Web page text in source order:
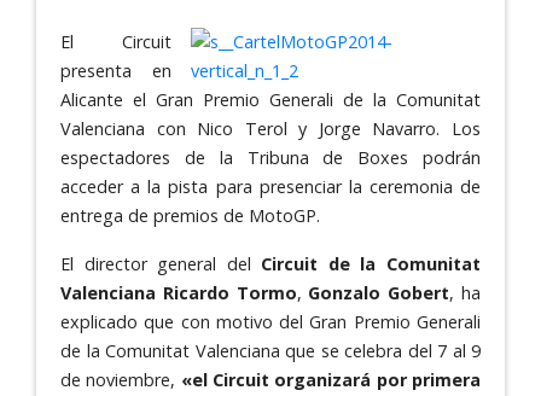
El Circuit
presenta en
Alicante el Gran Premio Generali de la Comunitat
Valenciana con Nico Terol y Jorge Navarro. Los
espectadores de la Tribuna de Boxes podrán
acceder a la pista para presenciar la ceremonia de
entrega de premios de MotoGP.
El director general del Circuit de la Comunitat
Valenciana Ricardo Tormo, Gonzalo Gobert, ha
explicado que con motivo del Gran Premio Generali
de la Comunitat Valenciana que se celebra del 7 al 9
de noviembre, «el Circuit organizará por primera